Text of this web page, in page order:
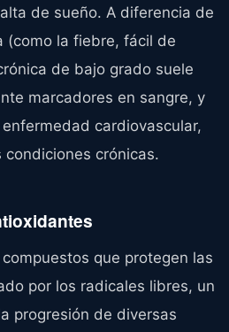
de sueño. A diferencia de
(como la fiebre, fácil de
de bajo grado suele
marcadores en sangre, y
cardiovascular,
condiciones crónicas.
que protegen las
por los radicales libres, un
progresión de diversas